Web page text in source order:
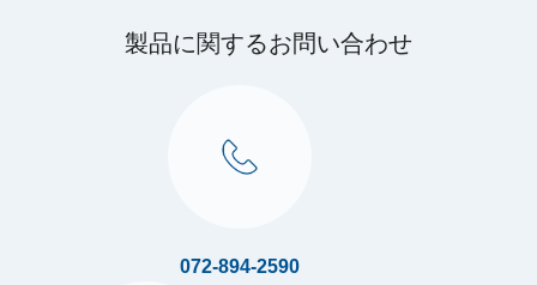
製品に関するお問い合わせ
072-894-2590